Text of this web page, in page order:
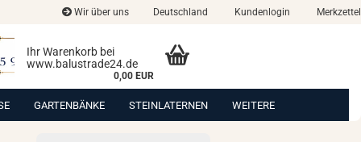
Wir über uns Deutschland Kundenlogin Merkzettel
Ihr Warenkorb bei
www.balustrade24.de
0,00 EUR
GARTENBÄNKE STEINLATERNEN WEITERE